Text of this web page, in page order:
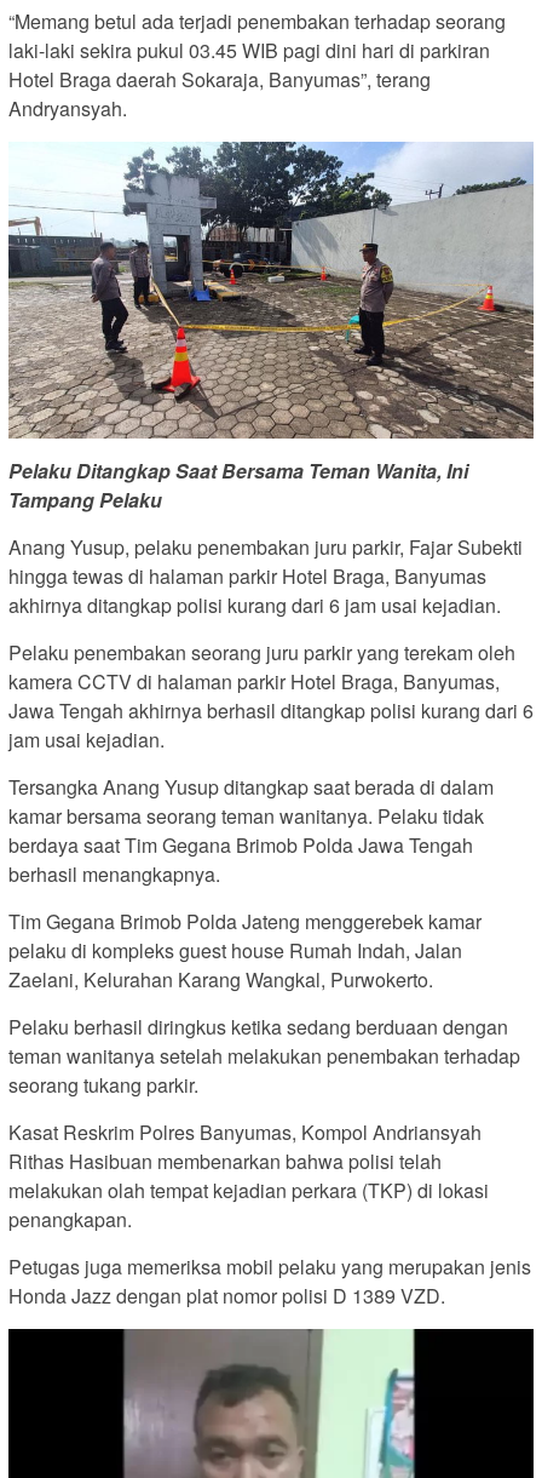
“Memang betul ada terjadi penembakan terhadap seorang
laki-laki sekira pukul 03.45 WIB pagi dini hari di parkiran
Hotel Braga daerah Sokaraja, Banyumas”, terang
Andryansyah.
Pelaku Ditangkap Saat Bersama Teman Wanita, Ini
Tampang Pelaku
Anang Yusup, pelaku penembakan juru parkir, Fajar Subekti
hingga tewas di halaman parkir Hotel Braga, Banyumas
akhirnya ditangkap polisi kurang dari 6 jam usai kejadian.
Pelaku penembakan seorang juru parkir yang terekam oleh
kamera CCTV di halaman parkir Hotel Braga, Banyumas,
Jawa Tengah akhirnya berhasil ditangkap polisi kurang dari 6
jam usai kejadian.
Tersangka Anang Yusup ditangkap saat berada di dalam
kamar bersama seorang teman wanitanya. Pelaku tidak
berdaya saat Tim Gegana Brimob Polda Jawa Tengah
berhasil menangkapnya.
Tim Gegana Brimob Polda Jateng menggerebek kamar
pelaku di kompleks guest house Rumah Indah, Jalan
Zaelani, Kelurahan Karang Wangkal, Purwokerto.
Pelaku berhasil diringkus ketika sedang berduaan dengan
teman wanitanya setelah melakukan penembakan terhadap
seorang tukang parkir.
Kasat Reskrim Polres Banyumas, Kompol Andriansyah
Rithas Hasibuan membenarkan bahwa polisi telah
melakukan olah tempat kejadian perkara (TKP) di lokasi
penangkapan.
Petugas juga memeriksa mobil pelaku yang merupakan jenis
Honda Jazz dengan plat nomor polisi D 1389 VZD.